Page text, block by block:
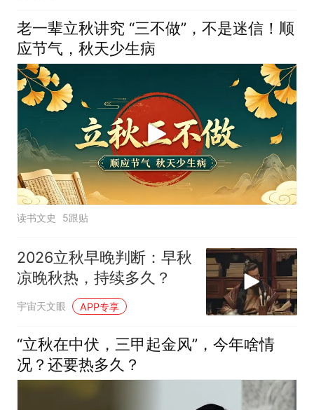
老一辈立秋讲究 “三不做”，不是迷信！顺
应节气，秋天少生病
读书文史 5跟贴
2026立秋早晚判断：早秋
凉晚秋热，持续多久？
宇宙天文眼 APP专享
“立秋在中伏，三甲起金风”，今年啥情
况？还要热多久？